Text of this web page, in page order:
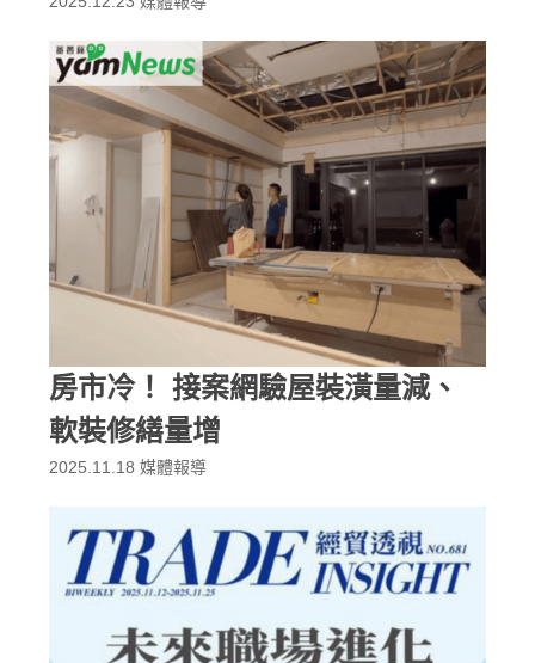
房市冷！ 接案網驗屋裝潢量減、
軟裝修繕量增
2025.11.18 媒體報導